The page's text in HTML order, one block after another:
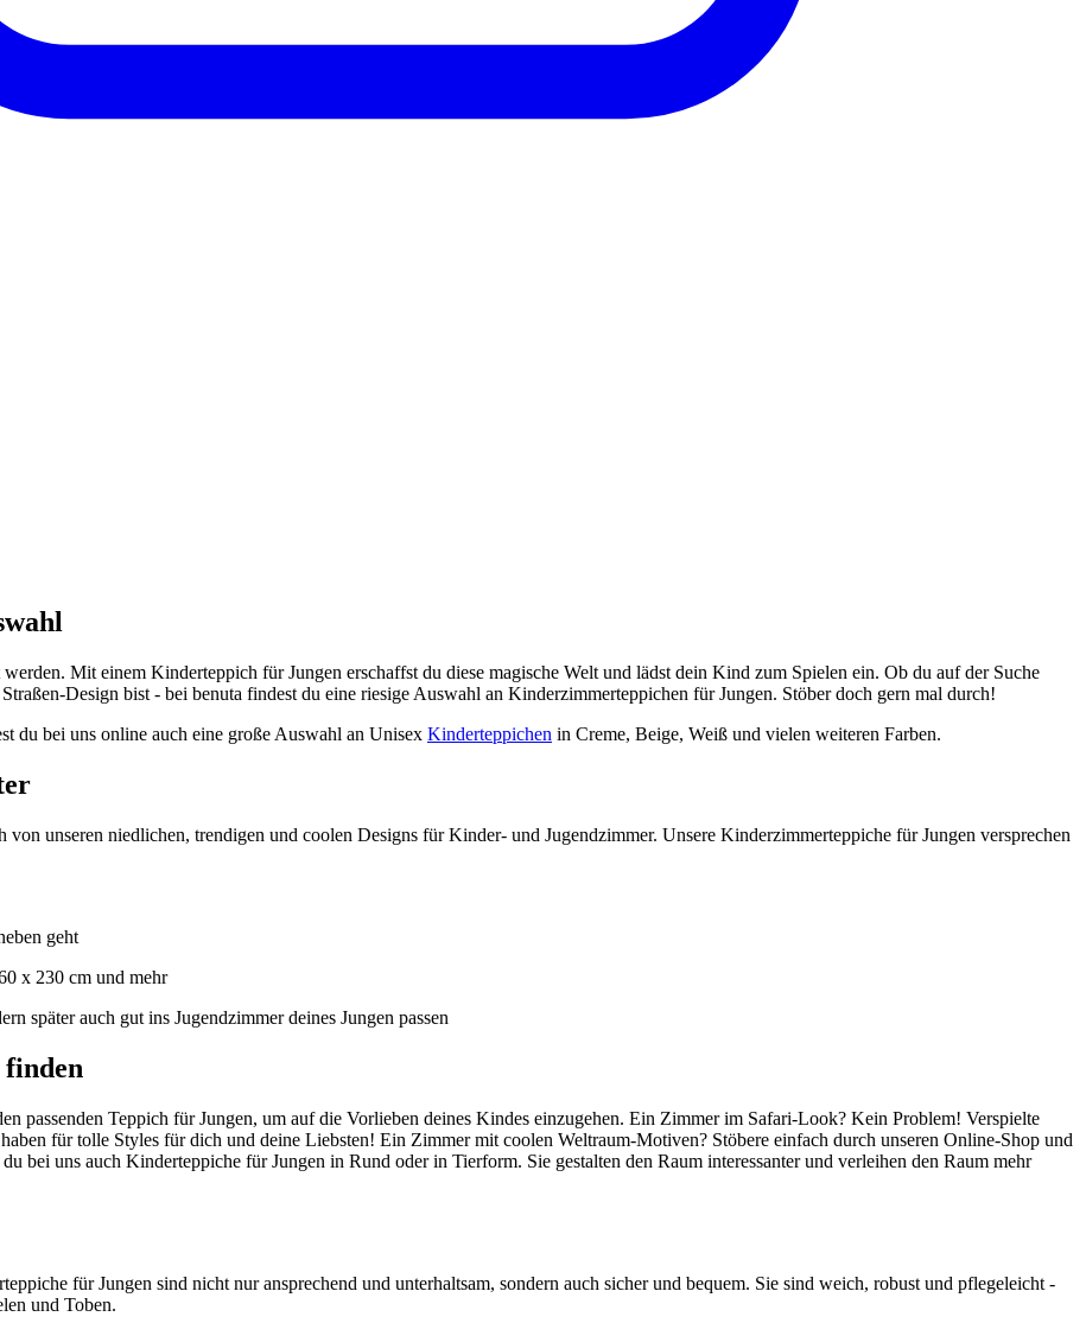
Mit einem Kinderteppich für Jungen erschaffst du diese magische Welt und lädst dein Kind zum Spielen ein. Ob du auf der Suche
Design bist - bei benuta findest du eine riesige Auswahl an Kinderzimmerteppichen für Jungen. Stöber doch gern mal durch!
du bei uns online auch eine große Auswahl an Unisex Kinderteppichen in Creme, Beige, Weiß und vielen weiteren Farben.
von unseren niedlichen, trendigen und coolen Designs für Kinder- und Jugendzimmer. Unsere Kinderzimmerteppiche für Jungen versprechen
geht
x 230 cm und mehr
später auch gut ins Jugendzimmer deines Jungen passen
passenden Teppich für Jungen, um auf die Vorlieben deines Kindes einzugehen. Ein Zimmer im Safari-Look? Kein Problem! Verspielte
für tolle Styles für dich und deine Liebsten! Ein Zimmer mit coolen Weltraum-Motiven? Stöbere einfach durch unseren Online-Shop und
bei uns auch Kinderteppiche für Jungen in Rund oder in Tierform. Sie gestalten den Raum interessanter und verleihen den Raum mehr
für Jungen sind nicht nur ansprechend und unterhaltsam, sondern auch sicher und bequem. Sie sind weich, robust und pflegeleicht -
und Toben.